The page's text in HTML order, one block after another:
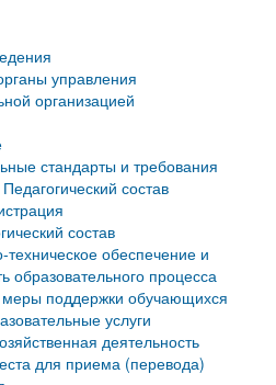
управления
организацией
стандарты и требования
состав
состав
обеспечение и
образовательного процесса
поддержки обучающихся
услуги
деятельность
для приема (перевода)